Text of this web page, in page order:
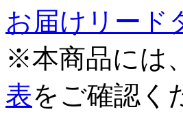
お届けリード
※本商品には
表をご確認く